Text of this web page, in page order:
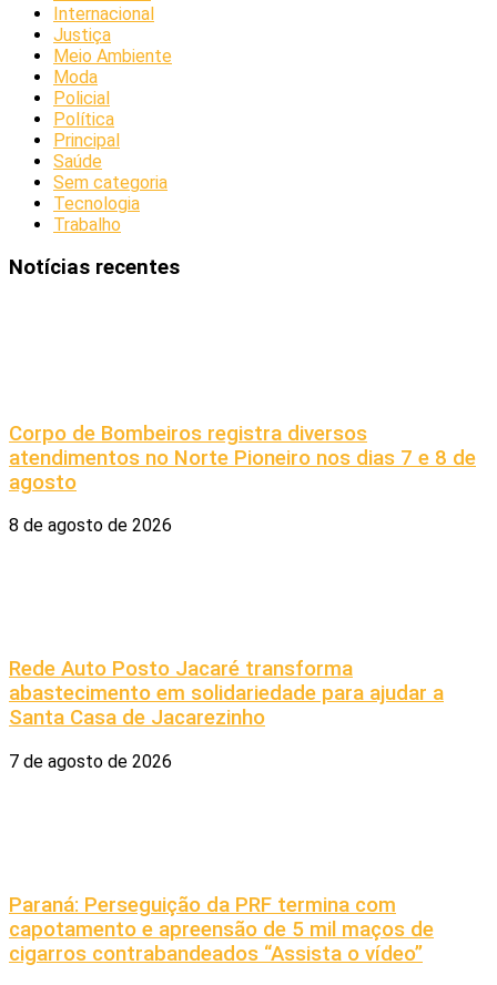
Internacional
Justiça
Meio Ambiente
Moda
Policial
Política
Principal
Saúde
Sem categoria
Tecnologia
Trabalho
Notícias recentes
Corpo de Bombeiros registra diversos
atendimentos no Norte Pioneiro nos dias 7 e 8 de
agosto
8 de agosto de 2026
Rede Auto Posto Jacaré transforma
abastecimento em solidariedade para ajudar a
Santa Casa de Jacarezinho
7 de agosto de 2026
Paraná: Perseguição da PRF termina com
capotamento e apreensão de 5 mil maços de
cigarros contrabandeados “Assista o vídeo”